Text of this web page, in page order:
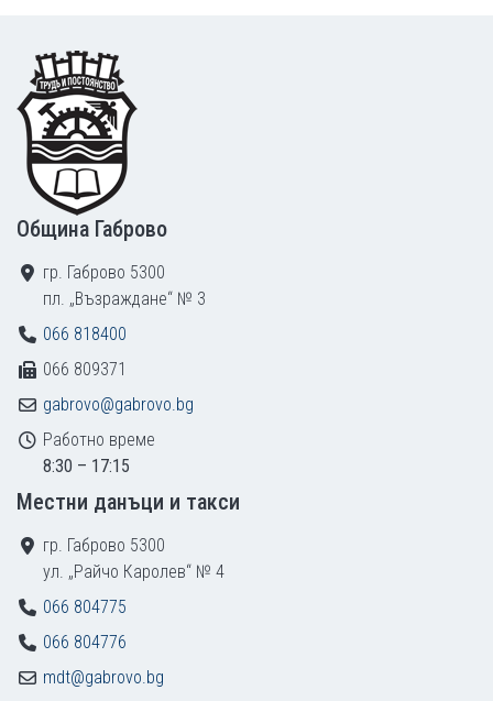
Footer
Община Габрово
гр. Габрово 5300
пл. „Възраждане“ № 3
066 818400
066 809371
gabrovo@gabrovo.bg
Работно време
8:30 – 17:15
Местни данъци и такси
гр. Габрово 5300
ул. „Райчо Каролев“ № 4
066 804775
066 804776
mdt@gabrovo.bg